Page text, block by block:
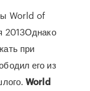
World of
2013Однако
при
его из
World